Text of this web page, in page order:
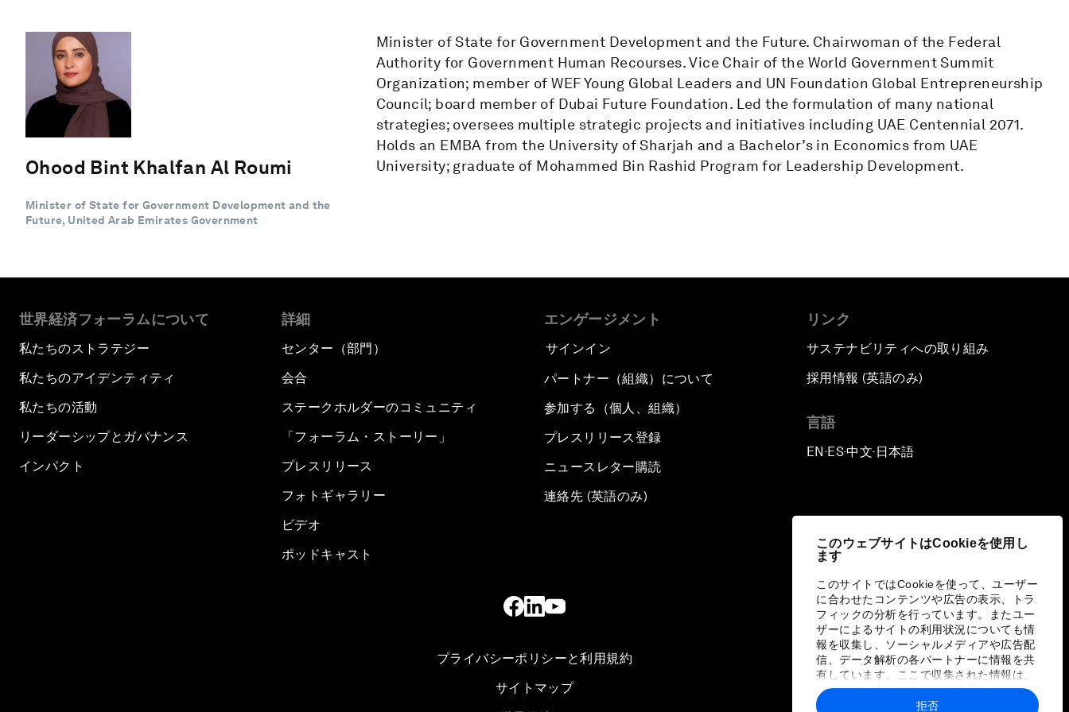
このウェブサイトはCookieを使用し
ます
このサイトではCookieを使って、ユーザー
に合わせたコンテンツや広告の表示、トラ
フィックの分析を行っています。またユー
ザーによるサイトの利用状況についても情
報を収集し、ソーシャルメディアや広告配
信、データ解析の各パートナーに情報を共
有しています。ここで収集された情報は、
ユーザーが各パートナーに提供した他の情
報や各パートナーのサービスを使用した際
拒否
Ohood Bint Khalfan Al Roumi
Minister of State for Government Development and the
Future, United Arab Emirates Government
Minister of State for Government Development and the Future. Chairwoman of the Federal
Authority for Government Human Recourses. Vice Chair of the World Government Summit
Organization; member of WEF Young Global Leaders and UN Foundation Global Entrepreneurship
Council; board member of Dubai Future Foundation. Led the formulation of many national
strategies; oversees multiple strategic projects and initiatives including UAE Centennial 2071.
Holds an EMBA from the University of Sharjah and a Bachelor’s in Economics from UAE
University; graduate of Mohammed Bin Rashid Program for Leadership Development.
世界経済フォーラムについて
私たちのストラテジー
私たちのアイデンティティ
私たちの活動
リーダーシップとガバナンス
インパクト
詳細
センター（部門）
会合
ステークホルダーのコミュニティ
「フォーラム・ストーリー」
プレスリリース
フォトギャラリー
ビデオ
ポッドキャスト
エンゲージメント
サインイン
パートナー（組織）について
参加する（個人、組織）
プレスリリース登録
ニュースレター購読
連絡先 (英語のみ)
リンク
サステナビリティへの取り組み
採用情報 (英語のみ)
言語
EN ▪ES▪中文▪ 日本語
プライバシーポリシーと利用規約
サイトマップ